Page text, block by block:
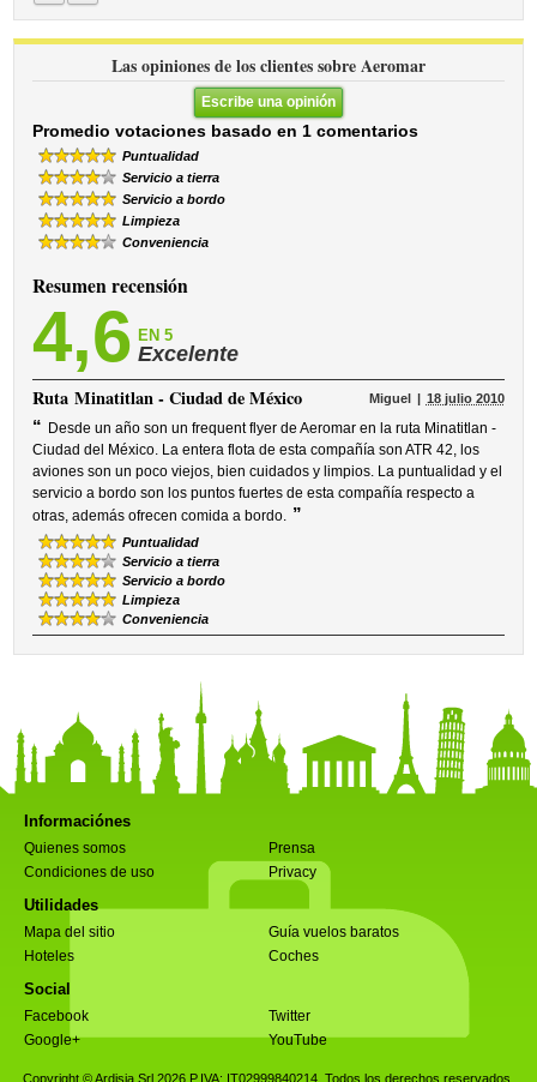
Las opiniones de los clientes sobre Aeromar
Escribe una opinión
Promedio votaciones basado en 1 comentarios
Puntualidad
Servicio a tierra
Servicio a bordo
Limpieza
Conveniencia
Resumen recensión
4,6 EN 5
Excelente
RutaMinatitlan - Ciudad de México Miguel 18 julio 2010
“ Desde un año son un frequent flyer de Aeromar en la ruta Minatitlan -
Ciudad del México. La entera flota de esta compañía son ATR 42, los
aviones son un poco viejos, bien cuidados y limpios. La puntualidad y el
servicio a bordo son los puntos fuertes de esta compañía respecto a
otras, además ofrecen comida a bordo. ”
Puntualidad
Servicio a tierra
Servicio a bordo
Limpieza
Conveniencia
Informaciónes
Quienes somos
Prensa
Condiciones de uso
Privacy
Utilidades
Mapa del sitio
Guía vuelos baratos
Hoteles
Coches
Social
Facebook
Twitter
Google+
YouTube
Copyright © Ardisia Srl 2026 P.IVA: IT02999840214. Todos los derechos reservados.